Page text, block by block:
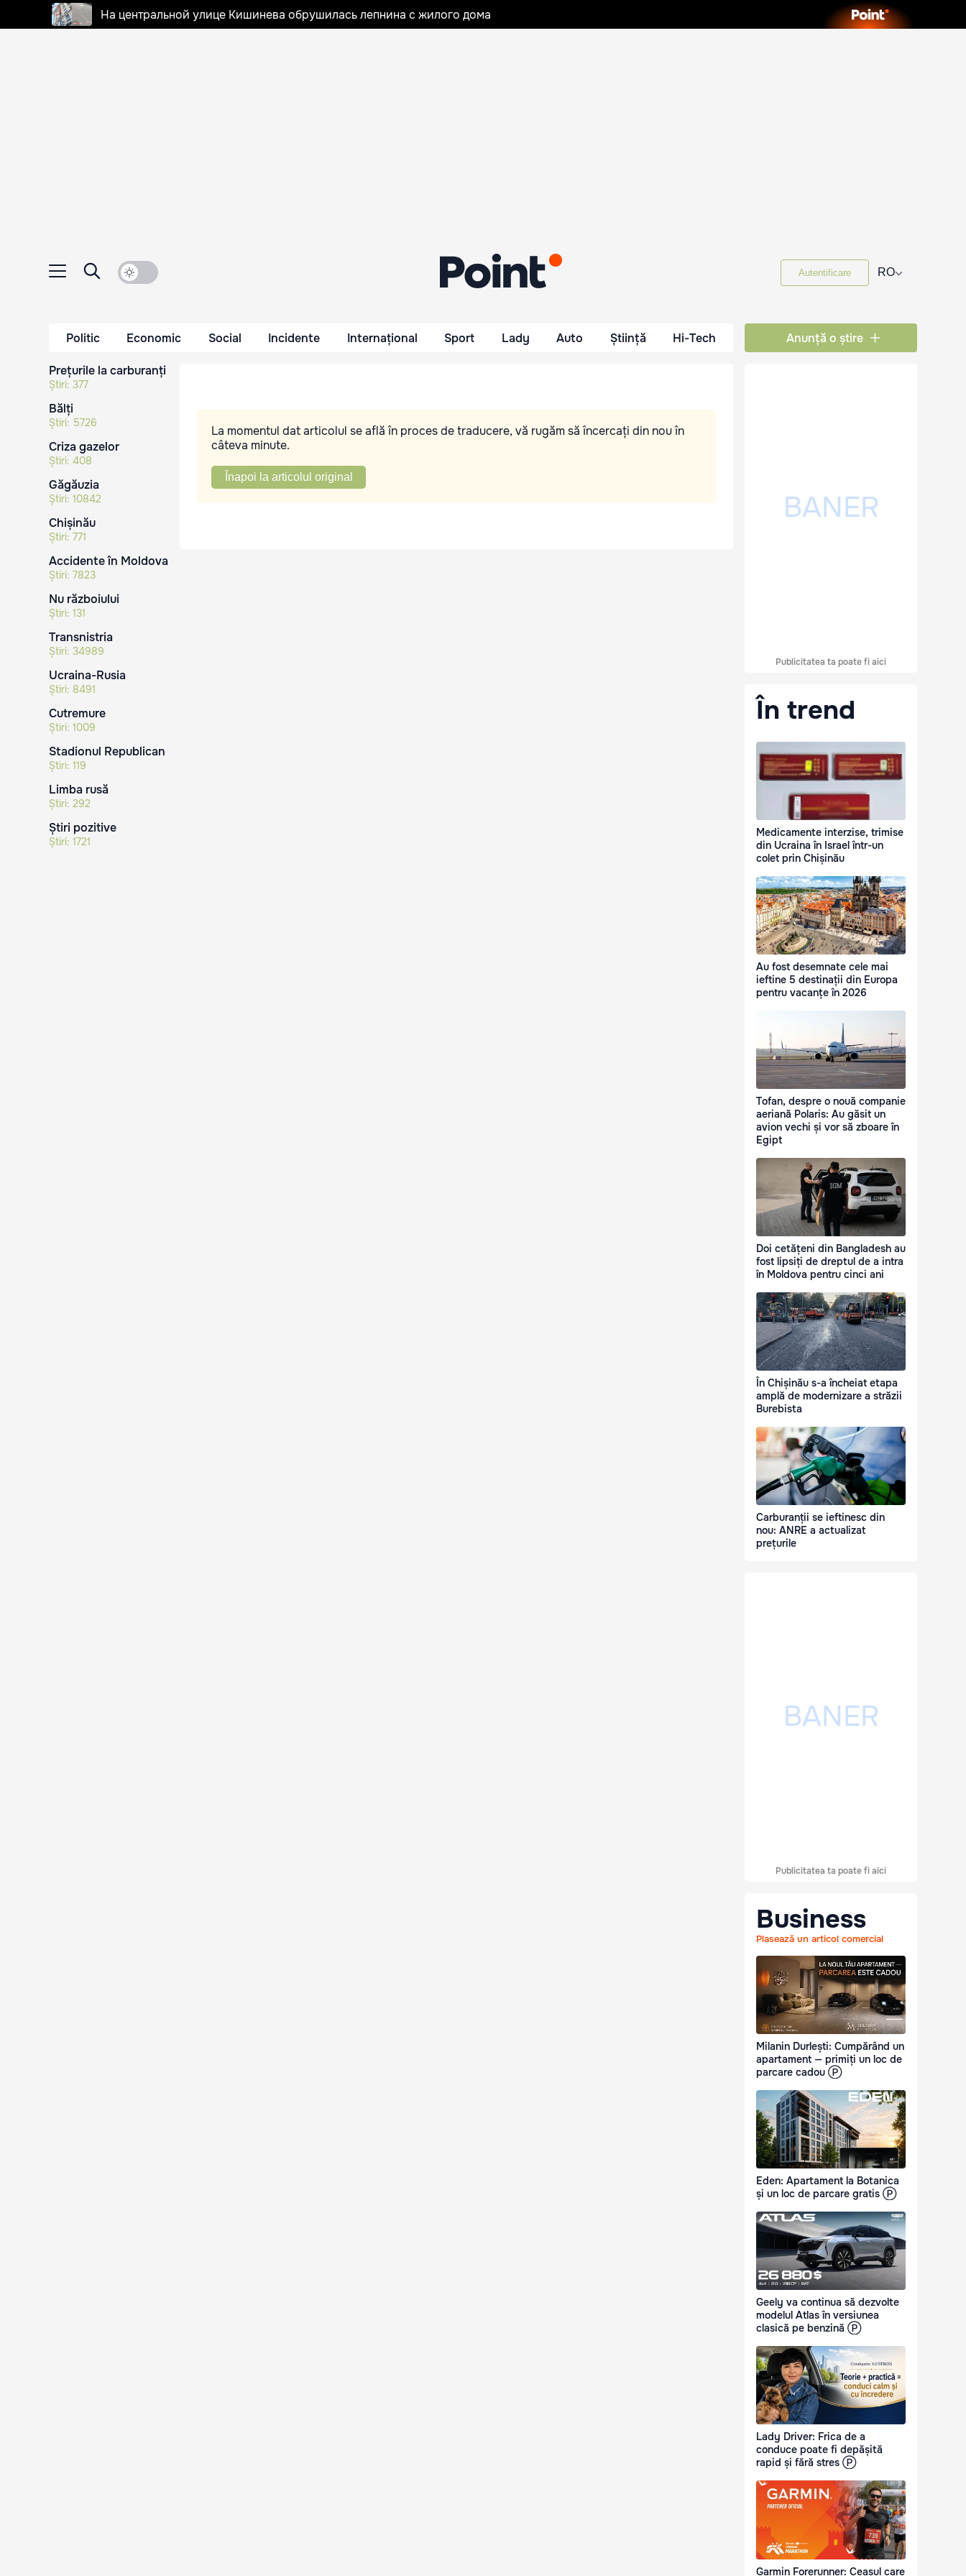
На центральной улице Кишинева обрушилась лепнина с жилого дома
Autentificare RO⌵
Politic Economic Social Incidente Internațional Sport Lady Auto Știință Hi-Tech Anunță o știre
Prețurile la carburanți
Știri: 377
Bălți
Știri: 5726
Criza gazelor
Știri: 408
Găgăuzia
Știri: 10842
Chișinău
Știri: 771
Accidente în Moldova
Știri: 7823
Nu războiului
Știri: 131
Transnistria
Știri: 34989
Ucraina-Rusia
Știri: 8491
Cutremure
Știri: 1009
Stadionul Republican
Știri: 119
Limba rusă
Știri: 292
Știri pozitive
Știri: 1721
La momentul dat articolul se află în proces de traducere, vă rugăm să încercați din nou în
câteva minute.
Înapoi la articolul original
Publicitatea ta poate fi aici
În trend
Medicamente interzise, trimise
din Ucraina în Israel într-un
colet prin Chișinău
Au fost desemnate cele mai
ieftine 5 destinații din Europa
pentru vacanțe în 2026
Tofan, despre o nouă companie
aeriană Polaris: Au găsit un
avion vechi și vor să zboare în
Egipt
Doi cetățeni din Bangladesh au
fost lipsiți de dreptul de a intra
în Moldova pentru cinci ani
În Chișinău s-a încheiat etapa
amplă de modernizare a străzii
Burebista
Carburanții se ieftinesc din
nou: ANRE a actualizat
prețurile
Publicitatea ta poate fi aici
Business
Plasează un articol comercial
Milanin Durlești: Cumpărând un
apartament — primiți un loc de
parcare cadou Ⓟ
Eden: Apartament la Botanica
și un loc de parcare gratis Ⓟ
Geely va continua să dezvolte
modelul Atlas în versiunea
clasică pe benzină Ⓟ
Lady Driver: Frica de a
conduce poate fi depășită
rapid și fără stres Ⓟ
Garmin Forerunner: Ceasul care